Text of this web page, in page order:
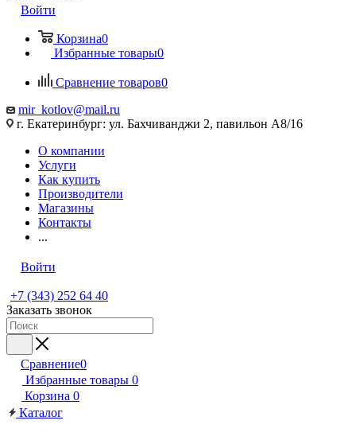
Войти
Корзина0
Избранные товары0
Сравнение товаров0
mir_kotlov@mail.ru
г. Екатеринбург: ул. Бахчиванджи 2, павильон А8/16
О компании
Услуги
Как купить
Производители
Магазины
Контакты
...
Войти
+7 (343) 252 64 40
Заказать звонок
Сравнение0
Избранные товары 0
Корзина 0
Каталог